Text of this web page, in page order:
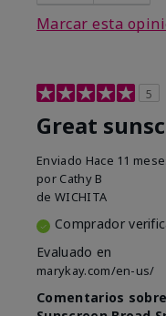
Marcar esta
5
Great
Enviado Hace 11
por Cathy B
de WICHITA
Comprador
Evaluado en
marykay.com/en-us/
Comentarios